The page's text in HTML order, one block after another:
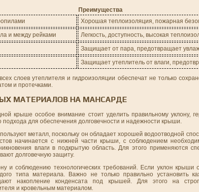
Преимущества
Хорошая теплоизоляция, пожарная
и между рейками
Легкость, доступность, высокая
Защищает от пара, предотвращает
Защищает утеплитель от влаги,
слоев утеплителя и гидроизоляции обеспечат не только
и протечками.
МАТЕРИАЛОВ НА МАНСАРДЕ
крыше особое внимание стоит уделить правильному уклону,
для обеспечения долговечности и надежности крыши.
металл, поскольку он обладает хорошей водоотводной
начинается с нижней части крыши, с соблюдением
влаги в подкрытую область. Для этого применяются
долговечную защиту.
и соблюдению технологических требований. Если уклон крыши
типа материала. Важно не только правильно установить
накопление конденсата под крышей. Для этого на
и кровельным материалом.